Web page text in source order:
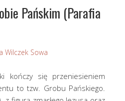
Pańskim (Parafia
Wilczek Sowa
kończy się przeniesieniem
to tzw. Grobu Pańskiego.